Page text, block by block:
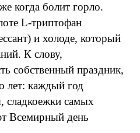
когда болит горло.
L-триптофан
и холоде, который
К слову,
собственный праздник,
лет: каждый год
сладкоежки самых
Всемирный день